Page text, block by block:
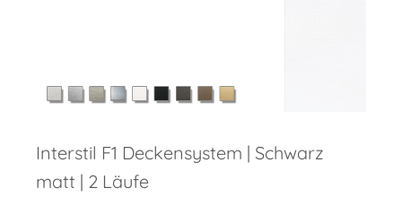
Interstil F1 Deckensystem | Schwarz
matt | 2 Läufe